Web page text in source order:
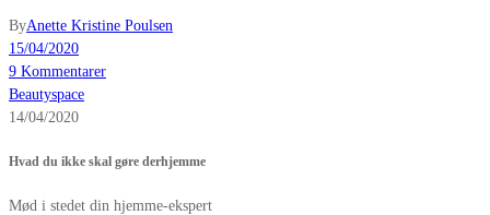
ByAnette Kristine Poulsen
15/04/2020
9 Kommentarer
Beautyspace
14/04/2020
Hvad du ikke skal gøre derhjemme
Mød i stedet din hjemme-ekspert